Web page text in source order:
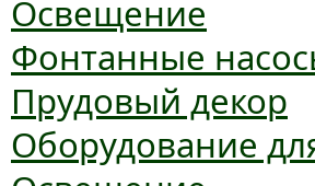
Освещение
Фонтанные
Прудовый декор
Оборудование